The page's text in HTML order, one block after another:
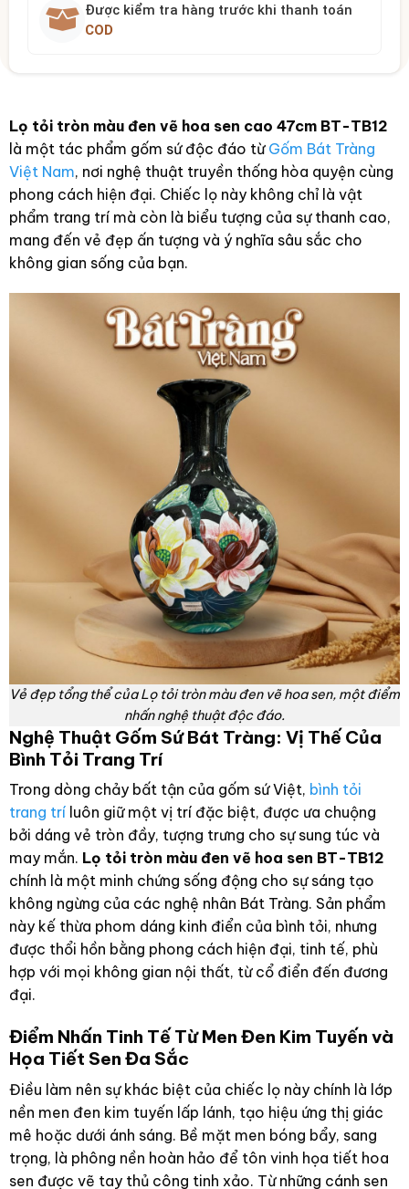
Được kiểm tra hàng trước khi thanh toán
COD
Lọ tỏi tròn màu đen vẽ hoa sen cao 47cm BT-TB12
là một tác phẩm gốm sứ độc đáo từ Gốm Bát Tràng
Việt Nam, nơi nghệ thuật truyền thống hòa quyện cùng
phong cách hiện đại. Chiếc lọ này không chỉ là vật
phẩm trang trí mà còn là biểu tượng của sự thanh cao,
mang đến vẻ đẹp ấn tượng và ý nghĩa sâu sắc cho
không gian sống của bạn.
Vẻ đẹp tổng thể của Lọ tỏi tròn màu đen vẽ hoa sen, một điểm
nhấn nghệ thuật độc đáo.
Nghệ Thuật Gốm Sứ Bát Tràng: Vị Thế Của
Bình Tỏi Trang Trí
Trong dòng chảy bất tận của gốm sứ Việt, bình tỏi
trang tríluôn giữ một vị trí đặc biệt, được ưa chuộng
bởi dáng vẻ tròn đầy, tượng trưng cho sự sung túc và
may mắn. Lọ tỏi tròn màu đen vẽ hoa sen BT-TB12
chính là một minh chứng sống động cho sự sáng tạo
không ngừng của các nghệ nhân Bát Tràng. Sản phẩm
này kế thừa phom dáng kinh điển của bình tỏi, nhưng
được thổi hồn bằng phong cách hiện đại, tinh tế, phù
hợp với mọi không gian nội thất, từ cổ điển đến đương
đại.
Điểm Nhấn Tinh Tế Từ Men Đen Kim Tuyến và
Họa Tiết Sen Đa Sắc
Điều làm nên sự khác biệt của chiếc lọ này chính là lớp
nền men đen kim tuyến lấp lánh, tạo hiệu ứng thị giác
mê hoặc dưới ánh sáng. Bề mặt men bóng bẩy, sang
trọng, là phông nền hoàn hảo để tôn vinh họa tiết hoa
sen được vẽ tay thủ công tinh xảo. Từ những cánh sen